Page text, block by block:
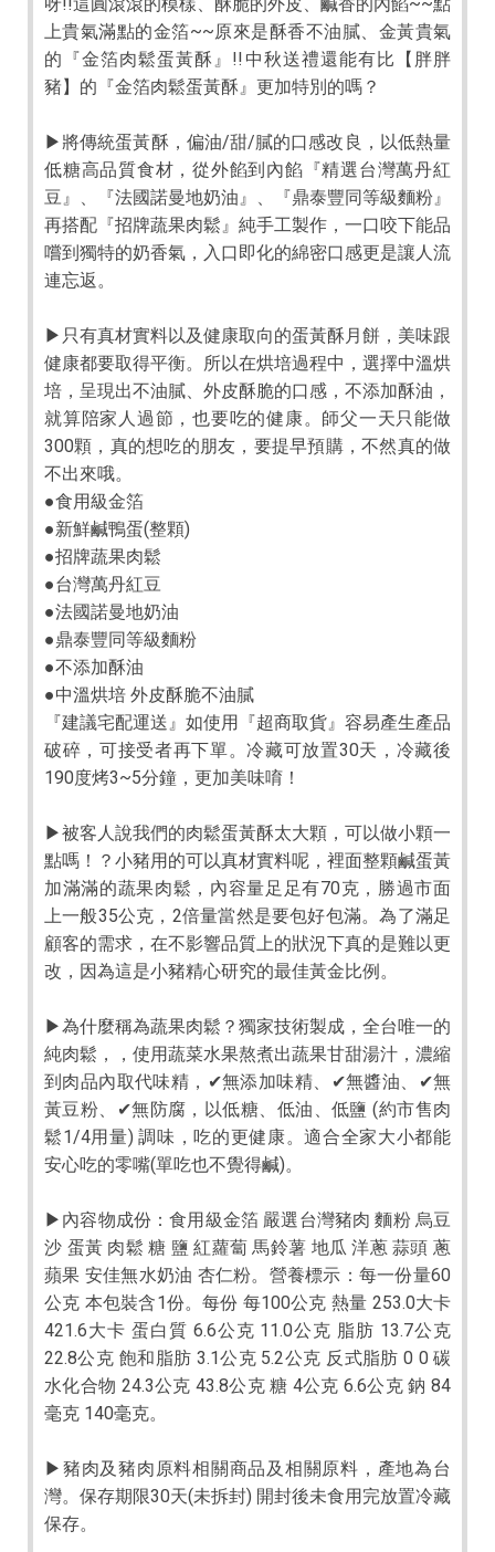
上貴氣滿點的金箔~~原來是酥香不油膩、金黃貴氣
的『金箔肉鬆蛋黃酥』!!中秋送禮還能有比【胖胖
豬】的『金箔肉鬆蛋黃酥』更加特別的嗎？
▶將傳統蛋黃酥，偏油/甜/膩的口感改良，以低熱量
低糖高品質食材，從外餡到內餡『精選台灣萬丹紅
豆』、『法國諾曼地奶油』、『鼎泰豐同等級麵粉』
再搭配『招牌蔬果肉鬆』純手工製作，一口咬下能品
嚐到獨特的奶香氣，入口即化的綿密口感更是讓人流
連忘返。
▶只有真材實料以及健康取向的蛋黃酥月餅，美味跟
健康都要取得平衡。所以在烘培過程中，選擇中溫烘
培，呈現出不油膩、外皮酥脆的口感，不添加酥油，
就算陪家人過節，也要吃的健康。師父一天只能做
300顆，真的想吃的朋友，要提早預購，不然真的做
不出來哦。
●食用級金箔
●新鮮鹹鴨蛋(整顆)
●招牌蔬果肉鬆
●台灣萬丹紅豆
●法國諾曼地奶油
●鼎泰豐同等級麵粉
●不添加酥油
●中溫烘培 外皮酥脆不油膩
『建議宅配運送』如使用『超商取貨』容易產生產品
破碎，可接受者再下單。冷藏可放置30天，冷藏後
190度烤3~5分鐘，更加美味唷！
▶被客人說我們的肉鬆蛋黃酥太大顆，可以做小顆一
點嗎！？小豬用的可以真材實料呢，裡面整顆鹹蛋黃
加滿滿的蔬果肉鬆，內容量足足有70克，勝過市面
上一般35公克，2倍量當然是要包好包滿。為了滿足
顧客的需求，在不影響品質上的狀況下真的是難以更
改，因為這是小豬精心研究的最佳黃金比例。
▶為什麼稱為蔬果肉鬆？獨家技術製成，全台唯一的
純肉鬆，，使用蔬菜水果熬煮出蔬果甘甜湯汁，濃縮
到肉品內取代味精，✔無添加味精、✔無醬油、✔無
黃豆粉、✔無防腐，以低糖、低油、低鹽 (約市售肉
鬆1/4用量) 調味，吃的更健康。適合全家大小都能
安心吃的零嘴(單吃也不覺得鹹)。
▶內容物成份：食用級金箔 嚴選台灣豬肉 麵粉 烏豆
沙 蛋黃 肉鬆 糖 鹽 紅蘿蔔 馬鈴薯 地瓜 洋蔥 蒜頭 蔥
蘋果 安佳無水奶油 杏仁粉。營養標示：每一份量60
公克 本包裝含1份。每份 每100公克 熱量 253.0大卡
421.6大卡 蛋白質 6.6公克 11.0公克 脂肪 13.7公克
22.8公克 飽和脂肪 3.1公克 5.2公克 反式脂肪 0 0 碳
水化合物 24.3公克 43.8公克 糖 4公克 6.6公克 鈉 84
毫克 140毫克。
▶豬肉及豬肉原料相關商品及相關原料，產地為台
灣。保存期限30天(未拆封) 開封後未食用完放置冷藏
保存。